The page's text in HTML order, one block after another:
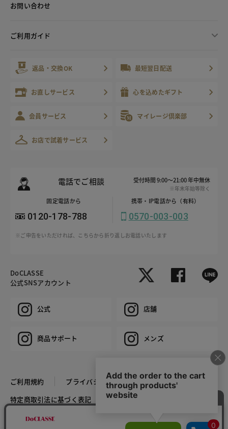
お問い合わせ
ご利用ガイド
返品・交換OK 最短翌日配送
お直しサービス 心を込めたギフト
会員サービス マイレージ倶楽部
お店で試着サービス
電話でご相談 受付時間 9:00～21:00 年中無休
※年末年始等除く
固定電話から
0120-178-788
携帯・IP電話から（有料）
0570-003-003
※ご申告をいただければ、こちらから折り返しお電話いたします
DoCLASSE
公式SNSアカウント
公式 店舗
商品サポート メンズ
ご利用規約
プライバシーポリシー
特定商取引法に基づく表記
推奨環境
COPYRIGHT © DoCLASSE ALL RIGHTS RESERVED.